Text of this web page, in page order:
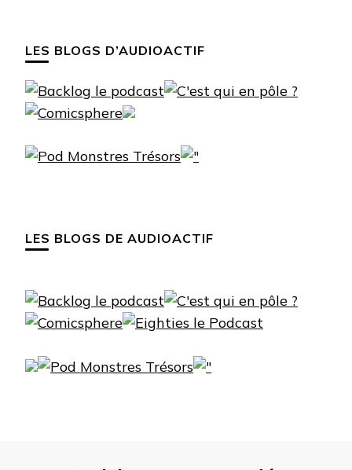
LES BLOGS D’AUDIOACTIF
LES BLOGS DE AUDIOACTIF